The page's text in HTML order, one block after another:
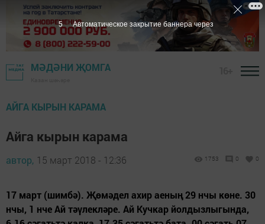
МӘДӘНИ ҖОМГА
АЙГА КЫРЫН КАРАМА
Айга кырын карама
автор, 15 март 2018 - 12:36 1753 0 0
17 март (шимбә). Җөмәдел ахир аеның 29 нчы көне. 30
нчы, 1 нче Ай тәүлекләре. Ай Кучкар йолдызлыгында,
4 Автоматическое закрытие баннера через